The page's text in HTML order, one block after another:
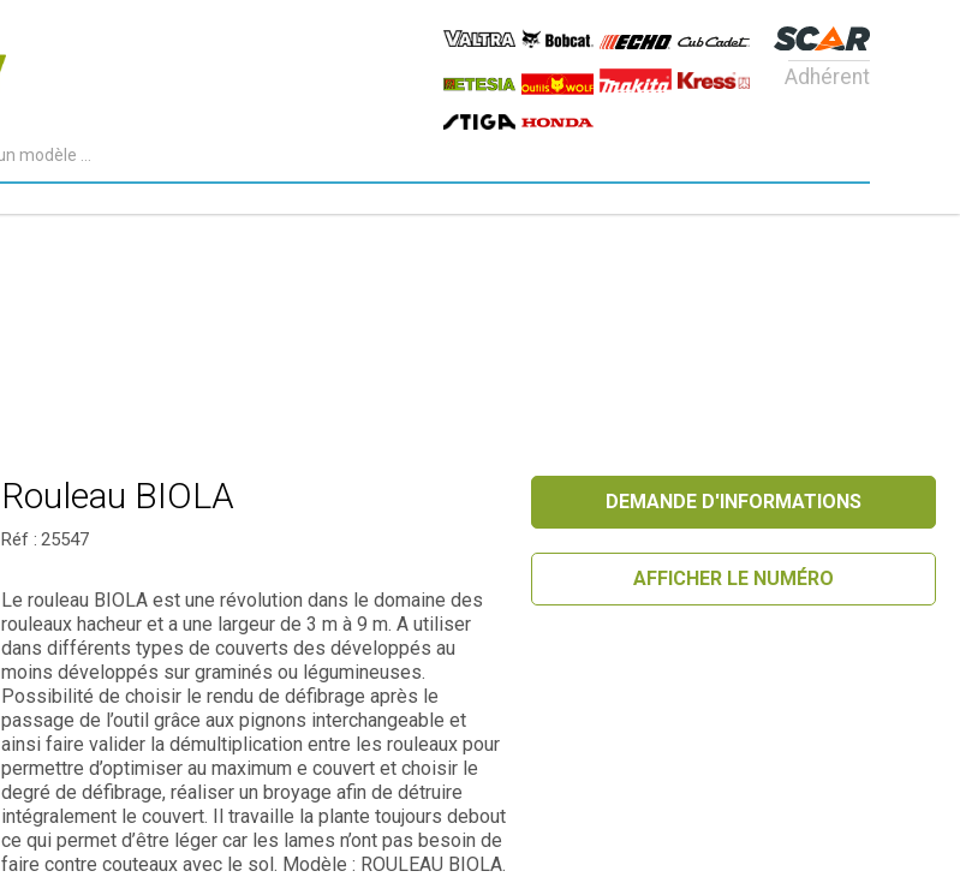
Adhérent
Rouleau BIOLA
Réf : 25547
Le rouleau BIOLA est une révolution dans le domaine des
rouleaux hacheur et a une largeur de 3 m à 9 m. A utiliser
dans différents types de couverts des développés au
moins développés sur graminés ou légumineuses.
Possibilité de choisir le rendu de défibrage après le
passage de l’outil grâce aux pignons interchangeable et
ainsi faire valider la démultiplication entre les rouleaux pour
permettre d’optimiser au maximum e couvert et choisir le
degré de défibrage, réaliser un broyage afin de détruire
intégralement le couvert. Il travaille la plante toujours debout
ce qui permet d’être léger car les lames n’ont pas besoin de
faire contre couteaux avec le sol. Modèle : ROULEAU BIOLA.
DEMANDE D'INFORMATIONS
AFFICHER LE NUMÉRO